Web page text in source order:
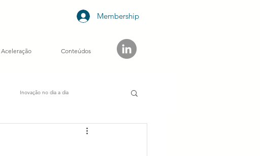
Membership
Conteúdos
Aceleração
Inovação no dia a dia